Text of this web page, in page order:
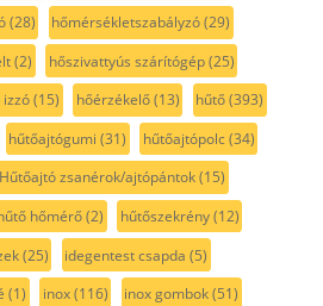
(28) hőmérsékletszabályzó(29)
(2) hőszivattyús szárítógép(25)
izzó(15) hőérzékelő(13) hűtő(393)
hűtőajtógumi (31) hűtőajtópolc(34)
Hűtőajtó zsanérok/ajtópántok(15)
hőmérő(2) hűtőszekrény(12)
(25) idegentest csapda (5)
(1) inox(116) inox gombok(51)